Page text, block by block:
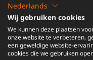
©2016-2026 -
Verzending en
Nederlands
Wij gebruiken cookies
We kunnen deze plaatsen
onze website te verbeteren,
een geweldige website-
cookies die we gebruiken